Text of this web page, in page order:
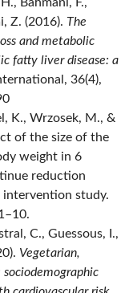
Z. (2016). The
and metabolic
fatty liver disease: a
36(4),
K., Wrzosek, M., &
of the size of the
weight in 6
reduction
study.
C., Guessous, I.,
Vegetarian,